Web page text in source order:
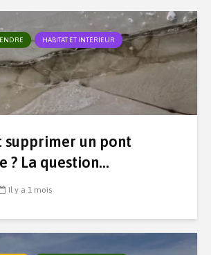
HABITAT ET INTÉRIEUR
supprimer un pont
? La question...
Il y a 1 mois